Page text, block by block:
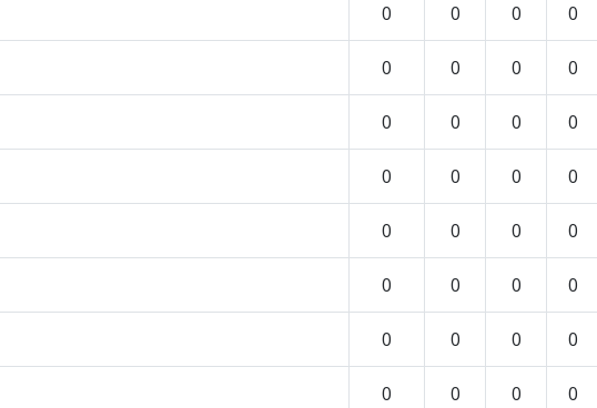
0 0 0 0
0 0 0 0
0 0 0 0
0 0 0 0
0 0 0 0
0 0 0 0
0 0 0 0
0 0 0 0